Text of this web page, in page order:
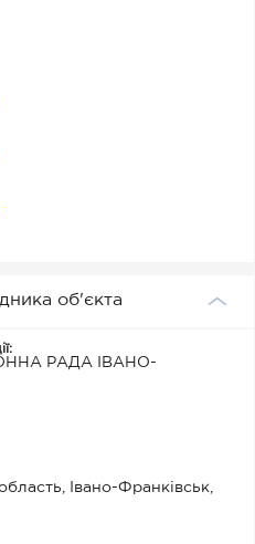
об'єкта
РАДА ІВАНО-
Івано-Франківськ,